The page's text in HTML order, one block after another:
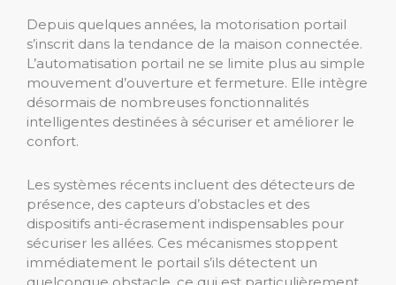
Depuis quelques années, la motorisation portail
s’inscrit dans la tendance de la maison connectée.
L’automatisation portail ne se limite plus au simple
mouvement d’ouverture et fermeture. Elle intègre
désormais de nombreuses fonctionnalités
intelligentes destinées à sécuriser et améliorer le
confort.
Les systèmes récents incluent des détecteurs de
présence, des capteurs d’obstacles et des
dispositifs anti-écrasement indispensables pour
sécuriser les allées. Ces mécanismes stoppent
immédiatement le portail s’ils détectent un